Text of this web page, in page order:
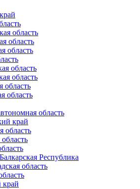
область
область
область
область
область
область
область
область
край
область
Республика
область
край